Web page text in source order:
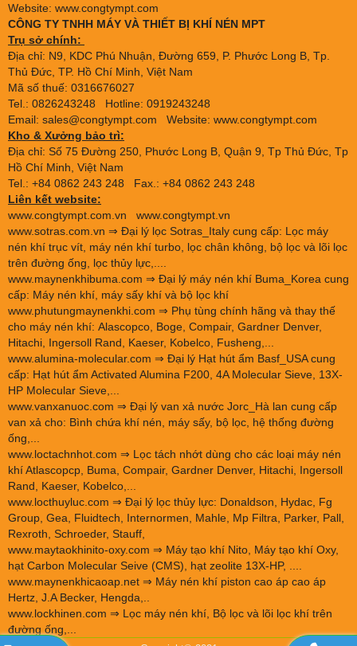
Website: www.congtympt.com
CÔNG TY TNHH MÁY VÀ THIẾT BỊ KHÍ NÉN MPT
Trụ sở chính:
Địa chỉ: N9, KDC Phú Nhuận, Đường 659, P. Phước Long B, Tp.
Thủ Đức, TP. Hồ Chí Minh, Việt Nam
Mã số thuế: 0316676027
Tel.: 0826243248 Hotline: 0919243248
Email: sales@congtympt.com Website: www.congtympt.com
Kho & Xưởng bảo trì:
Địa chỉ: Số 75 Đường 250, Phước Long B, Quận 9, Tp Thủ Đức, Tp
Hồ Chí Minh, Việt Nam
Tel.: +84 0862 243 248 Fax.: +84 0862 243 248
Liên kết website:
www.congtympt.com.vn
www.congtympt.vn
www.sotras.com.vn ⇒ Đại lý lọc Sotras_Italy cung cấp: Lọc máy
nén khí trục vít, máy nén khí turbo, lọc chân không, bộ lọc và lõi lọc
trên đường ống, lọc thủy lực,....
www.maynenkhibuma.com ⇒ Đại lý máy nén khí Buma_Korea cung
cấp: Máy nén khí, máy sấy khí và bộ lọc khí
www.phutungmaynenkhi.com ⇒ Phụ tùng chính hãng và thay thế
cho máy nén khí: Alascopco, Boge, Compair, Gardner Denver,
Hitachi, Ingersoll Rand, Kaeser, Kobelco, Fusheng,...
www.alumina-molecular.com ⇒ Đại lý Hạt hút ẩm Basf_USA cung
cấp: Hạt hút ẩm Activated Alumina F200, 4A Molecular Sieve, 13X-
HP Molecular Sieve,...
www.vanxanuoc.com ⇒ Đại lý van xả nước Jorc_Hà lan cung cấp
van xả cho: Bình chứa khí nén, máy sấy, bộ lọc, hệ thống đường
ống,...
www.loctachnhot.com ⇒ Lọc tách nhớt dùng cho các loại máy nén
khí Atlascopcp, Buma, Compair, Gardner Denver, Hitachi, Ingersoll
Rand, Kaeser, Kobelco,...
www.locthuyluc.com ⇒ Đại lý lọc thủy lực: Donaldson, Hydac, Fg
Group, Gea, Fluidtech, Internormen, Mahle, Mp Filtra, Parker, Pall,
Rexroth, Schroeder, Stauff,
www.maytaokhinito-oxy.com ⇒ Máy tạo khí Nito, Máy tạo khí Oxy,
hạt Carbon Molecular Seive (CMS), hạt zeolite 13X-HP, ....
www.maynenkhicaoap.net ⇒ Máy nén khí piston cao áp cao áp
Hertz, J.A Becker, Hengda,..
www.lockhinen.com ⇒ Lọc máy nén khí, Bộ lọc và lõi lọc khí trên
đường ống,...